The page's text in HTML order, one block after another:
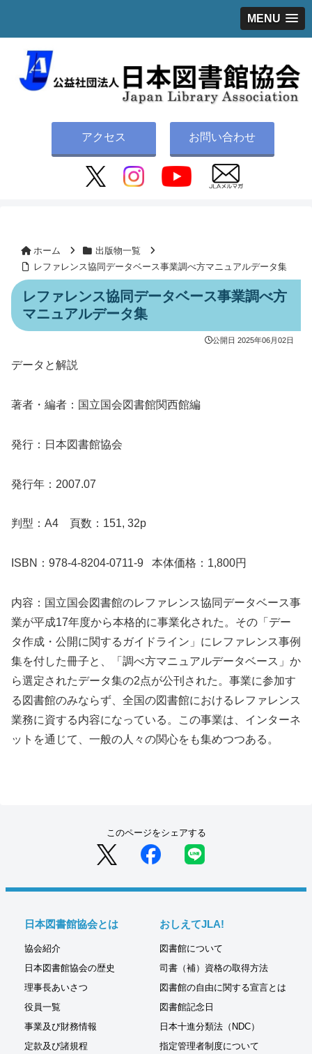
MENU
アクセス お問い合わせ
ホーム
出版物一覧
レファレンス協同データベース事業調べ方マニュアルデータ集
レファレンス協同データベース事業調べ方
マニュアルデータ集
公開日 2025年06月02日
データと解説
著者・編者：国立国会図書館関西館編
発行：日本図書館協会
発行年：2007.07
判型：A4 頁数：151, 32p
ISBN：978-4-8204-0711-9 本体価格：1,800円
内容：国立国会図書館のレファレンス協同データベース事
業が平成17年度から本格的に事業化された。その「デー
タ作成・公開に関するガイドライン」にレファレンス事例
集を付した冊子と、「調べ方マニュアルデータベース」か
ら選定されたデータ集の2点が公刊された。事業に参加す
る図書館のみならず、全国の図書館におけるレファレンス
業務に資する内容になっている。この事業は、インターネ
ットを通じて、一般の人々の関心をも集めつつある。
このページをシェアする
日本図書館協会とは
協会紹介
日本図書館協会の歴史
理事長あいさつ
役員一覧
事業及び財務情報
定款及び諸規程
おしえてJLA!
図書館について
司書（補）資格の取得方法
図書館の自由に関する宣言とは
図書館記念日
日本十進分類法（NDC）
指定管理者制度について